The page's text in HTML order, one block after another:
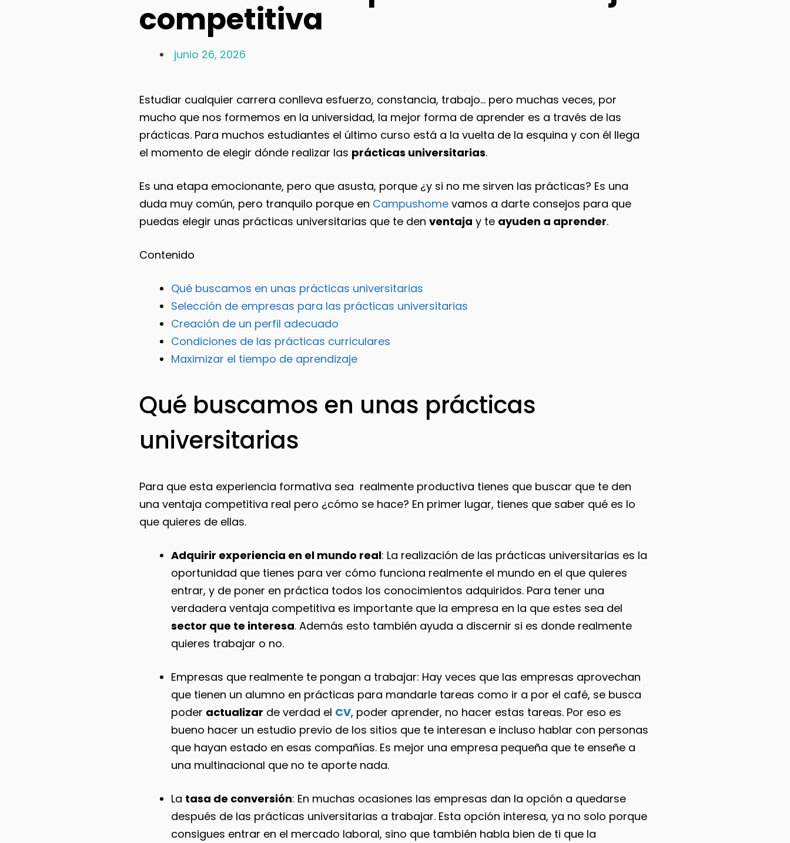
competitiva
junio 26, 2026
Estudiar cualquier carrera conlleva esfuerzo, constancia, trabajo… pero muchas veces, por
mucho que nos formemos en la universidad, la mejor forma de aprender es a través de las
prácticas. Para muchos estudiantes el último curso está a la vuelta de la esquina y con él llega
el momento de elegir dónde realizar las prácticas universitarias.
Es una etapa emocionante, pero que asusta, porque ¿y si no me sirven las prácticas? Es una
duda muy común, pero tranquilo porque en Campushome vamos a darte consejos para que
puedas elegir unas prácticas universitarias que te den ventaja y te ayuden a aprender.
Contenido
Qué buscamos en unas prácticas universitarias
Selección de empresas para las prácticas universitarias
Creación de un perfil adecuado
Condiciones de las prácticas curriculares
Maximizar el tiempo de aprendizaje
Qué buscamos en unas prácticas
universitarias
Para que esta experiencia formativa sea realmente productiva tienes que buscar que te den
una ventaja competitiva real pero ¿cómo se hace? En primer lugar, tienes que saber qué es lo
que quieres de ellas.
Adquirir experiencia en el mundo real: La realización de las prácticas universitarias es la
oportunidad que tienes para ver cómo funciona realmente el mundo en el que quieres
entrar, y de poner en práctica todos los conocimientos adquiridos. Para tener una
verdadera ventaja competitiva es importante que la empresa en la que estes sea del
sector que te interesa. Además esto también ayuda a discernir si es donde realmente
quieres trabajar o no.
Empresas que realmente te pongan a trabajar: Hay veces que las empresas aprovechan
que tienen un alumno en prácticas para mandarle tareas como ir a por el café, se busca
poder actualizar de verdad el CV, poder aprender, no hacer estas tareas. Por eso es
bueno hacer un estudio previo de los sitios que te interesan e incluso hablar con personas
que hayan estado en esas compañías. Es mejor una empresa pequeña que te enseñe a
una multinacional que no te aporte nada.
La tasa de conversión: En muchas ocasiones las empresas dan la opción a quedarse
después de las prácticas universitarias a trabajar. Esta opción interesa, ya no solo porque
consigues entrar en el mercado laboral, sino que también habla bien de ti que la